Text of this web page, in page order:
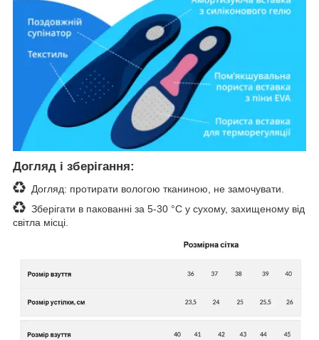
Догляд і зберігання:
Догляд: протирати вологою тканиною, не замочувати.
Зберігати в пакованні за 5-30 °C у сухому, захищеному від
світла місці.